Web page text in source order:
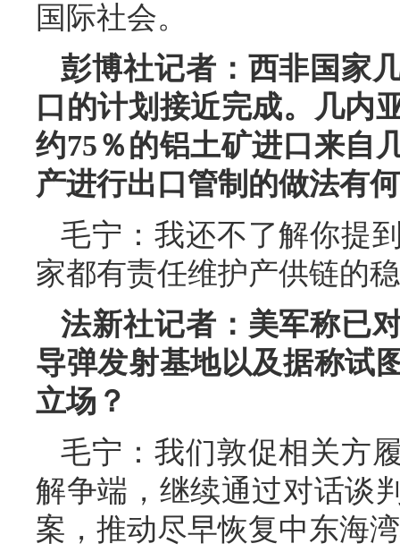
国际社会。
彭博社记者：西非国家
口的计划接近完成。几内
约75％的铝土矿进口来自
产进行出口管制的做法有
毛宁：我还不了解你提
家都有责任维护产供链的
法新社记者：美军称已
导弹发射基地以及据称试
立场？
毛宁：我们敦促相关方
解争端，继续通过对话谈
案，推动尽早恢复中东海